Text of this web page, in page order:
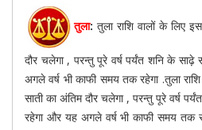
तुला: तुला राशि वालों के लिए
दौर चलेगा , परन्तु पूरे वर्ष पर्यंत शनि के साढ़े
अगले वर्ष भी काफी समय तक रहेगा .तुला
साती का अंतिम दौर चलेगा , परन्तु पूरे वर्ष
रहेगा और यह अगले वर्ष भी काफी समय तक